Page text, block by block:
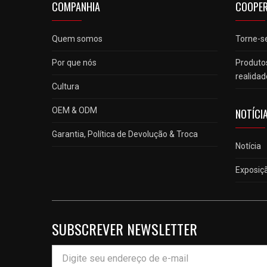
COMPANHIA
Quem somos
Por que nós
Cultura
OEM & ODM
Garantia, Política de Devolução & Troca
Torne-
Notícia
SUBSCREVER NEWSLETTER